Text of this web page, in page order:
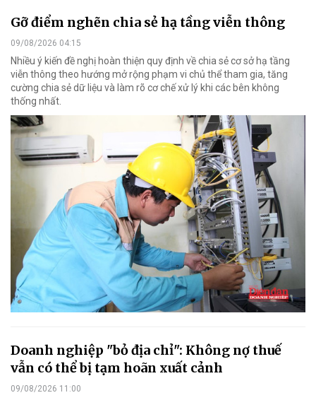
Gỡ điểm nghẽn chia sẻ hạ tầng viễn thông
09/08/2026 04:15
Nhiều ý kiến đề nghị hoàn thiện quy định về chia sẻ cơ sở hạ tầng
viễn thông theo hướng mở rộng phạm vi chủ thể tham gia, tăng
cường chia sẻ dữ liệu và làm rõ cơ chế xử lý khi các bên không
thống nhất.
Doanh nghiệp "bỏ địa chỉ": Không nợ thuế
vẫn có thể bị tạm hoãn xuất cảnh
09/08/2026 11:00